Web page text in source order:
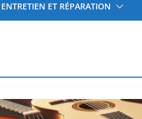
ENTRETIEN ET RÉPARATION